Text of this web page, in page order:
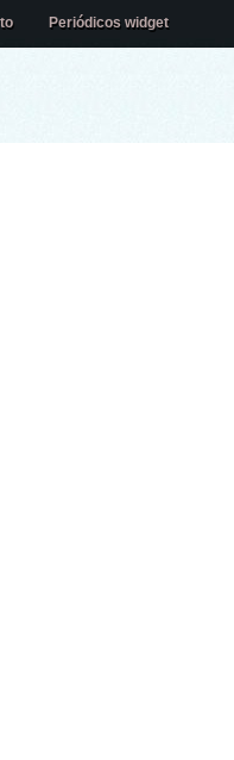
Periódicos widget